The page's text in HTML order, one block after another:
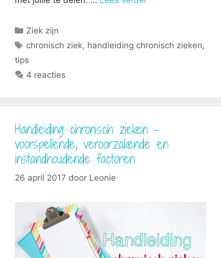
Categorieën
Ziek zijn
Tags
chronisch ziek, handleiding chronisch zieken,
tips
4 reacties
Handleiding chronisch zieken –
voorspellende, veroorzakende en
instandhoudende factoren
26 april 2017 door Leonie